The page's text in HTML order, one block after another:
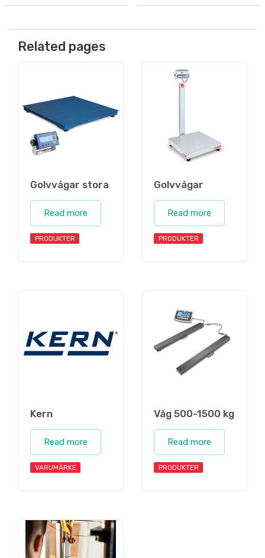
Related pages
Golvvågar stora
Read more
PRODUKTER
Golvvågar
Read more
PRODUKTER
Kern
Read more
VARUMÄRKE
Våg 500-1500 kg
Read more
PRODUKTER